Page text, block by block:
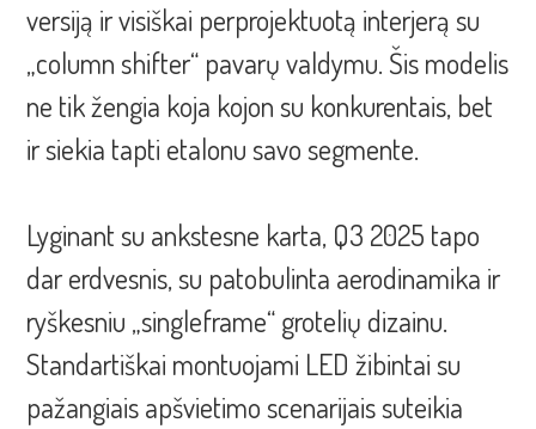
versiją ir visiškai perprojektuotą interjerą su
„column shifter“ pavarų valdymu. Šis modelis
ne tik žengia koja kojon su konkurentais, bet
ir siekia tapti etalonu savo segmente.
Lyginant su ankstesne karta, Q3 2025 tapo
dar erdvesnis, su patobulinta aerodinamika ir
ryškesniu „singleframe“ grotelių dizainu.
Standartiškai montuojami LED žibintai su
pažangiais apšvietimo scenarijais suteikia